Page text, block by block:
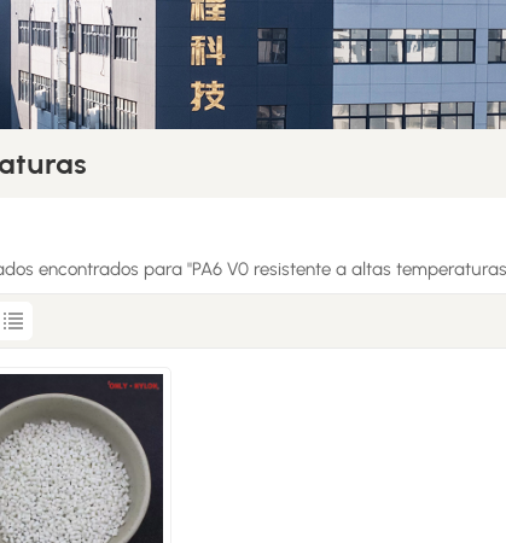
encontrados para "PA6 V0 resistente a altas